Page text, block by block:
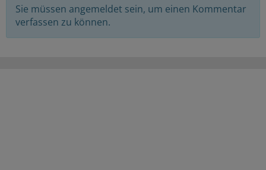
Sie müssen angemeldet sein, um einen Kommentar
verfassen zu können.